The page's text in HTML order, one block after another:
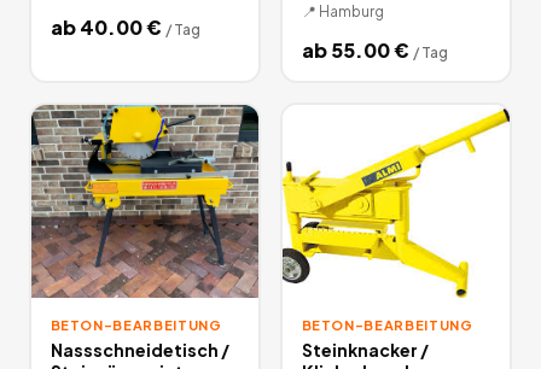
ab40.00€ / Tag
📍 Hamburg
ab55.00€ / Tag
BETON-BEARBEITUNG
Nassschneidetisch /
BETON-BEARBEITUNG
Steinknacker /